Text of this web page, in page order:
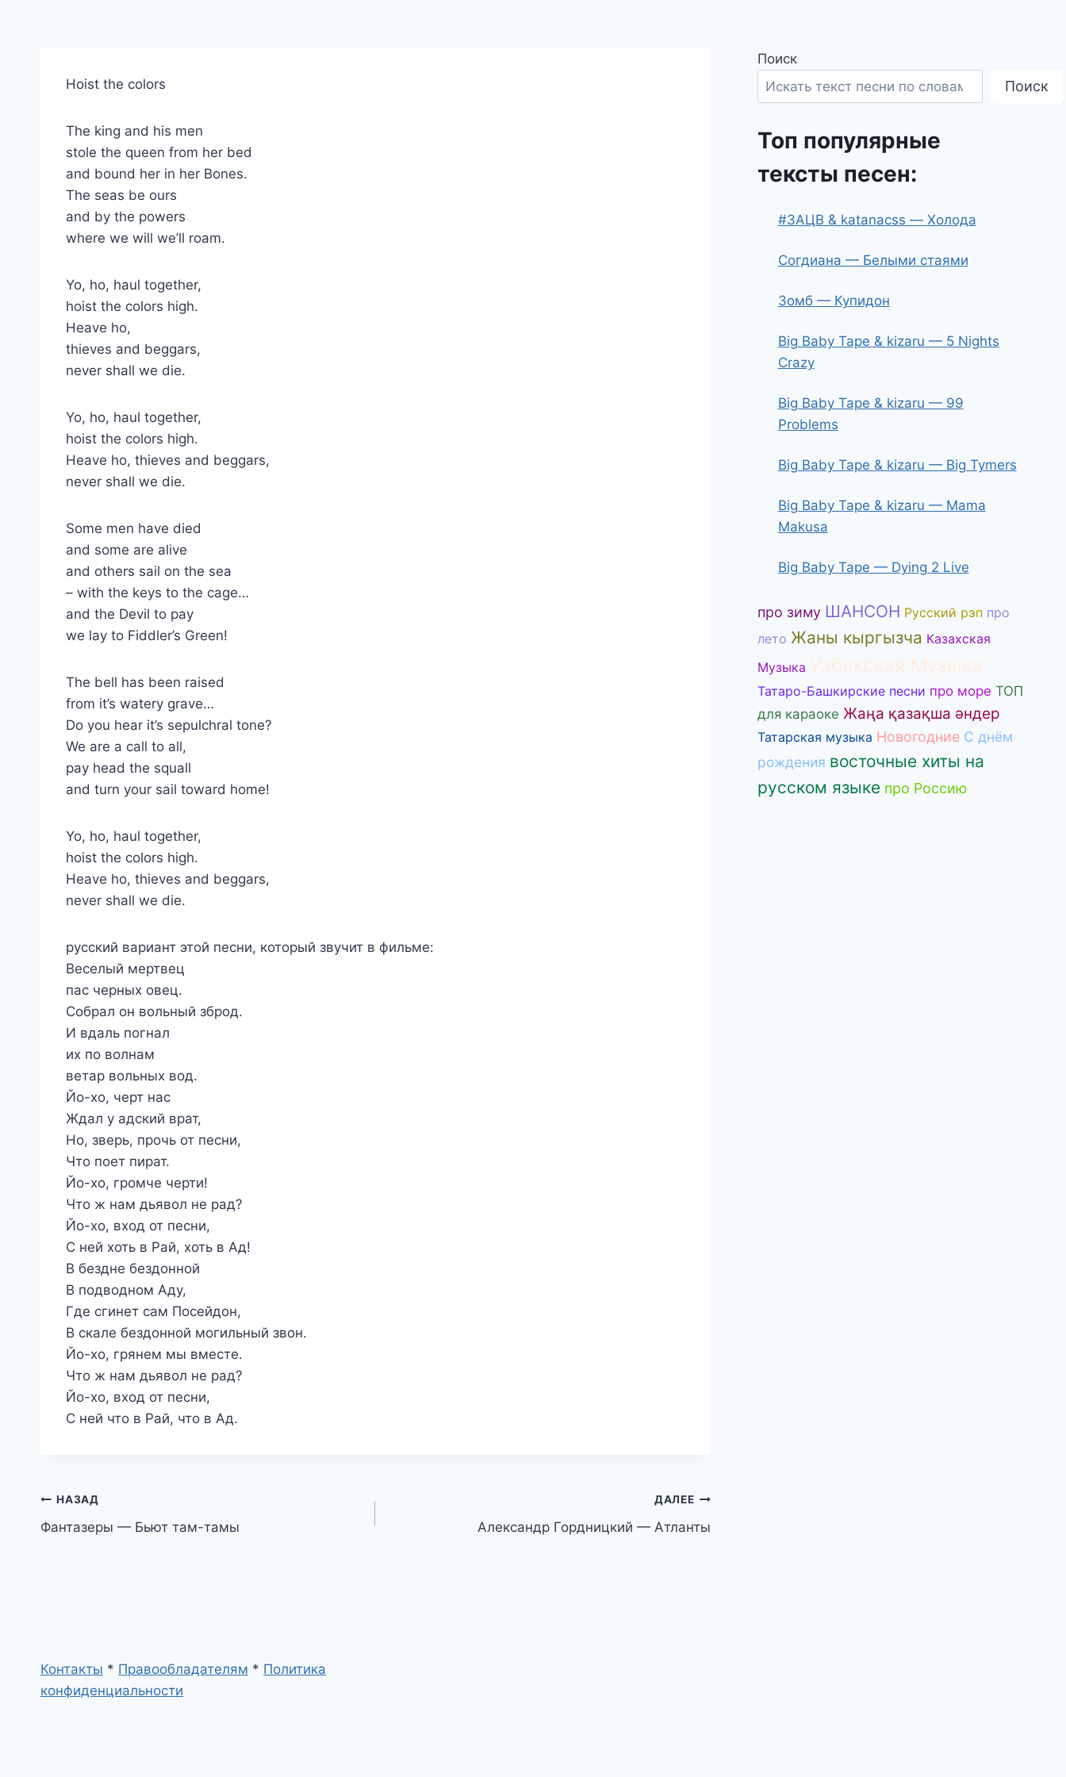
Hoist the colors
The king and his men
stole the queen from her bed
and bound her in her Bones.
The seas be ours
and by the powers
where we will we’ll roam.
Yo, ho, haul together,
hoist the colors high.
Heave ho,
thieves and beggars,
never shall we die.
Yo, ho, haul together,
hoist the colors high.
Heave ho, thieves and beggars,
never shall we die.
Some men have died
and some are alive
and others sail on the sea
– with the keys to the cage…
and the Devil to pay
we lay to Fiddler’s Green!
The bell has been raised
from it’s watery grave…
Do you hear it’s sepulchral tone?
We are a call to all,
pay head the squall
and turn your sail toward home!
Yo, ho, haul together,
hoist the colors high.
Heave ho, thieves and beggars,
never shall we die.
русский вариант этой песни, который звучит в фильме:
Веселый мертвец
пас черных овец.
Собрал он вольный зброд.
И вдаль погнал
их по волнам
ветар вольных вод.
Йо-хо, черт нас
Ждал у адский врат,
Но, зверь, прочь от песни,
Что поет пират.
Йо-хо, громче черти!
Что ж нам дьявол не рад?
Йо-хо, вход от песни,
С ней хоть в Рай, хоть в Ад!
В бездне бездонной
В подводном Аду,
Где сгинет сам Посейдон,
В скале бездонной могильный звон.
Йо-хо, грянем мы вместе.
Что ж нам дьявол не рад?
Йо-хо, вход от песни,
С ней что в Рай, что в Ад.
Навигация
по
НАЗАД
Фантазеры — Бьют там-тамы
ДАЛЕЕ
Александр Гордницкий — Атланты
Поиск
Поиск
Топ популярные
тексты песен:
#ЗАЦВ & katanacss — Холода
Согдиана — Белыми стаями
Зомб — Купидон
Big Baby Tape & kizaru — 5 Nights
Crazy
Big Baby Tape & kizaru — 99
Problems
Big Baby Tape & kizaru — Big Tymers
Big Baby Tape & kizaru — Mama
Makusa
Big Baby Tape — Dying 2 Live
про зиму ШАНСОН Русский рэп про
лето Жаны кыргызча Казахская
Музыка Узбекская Музыка
Татаро-Башкирские песни про море ТОП
для караоке Жаңа қазақша әндер
Татарская музыка Новогодние С днём
рождения восточные хиты на
русском языке про Россию
Контакты * Правообладателям * Политика
конфиденциальности